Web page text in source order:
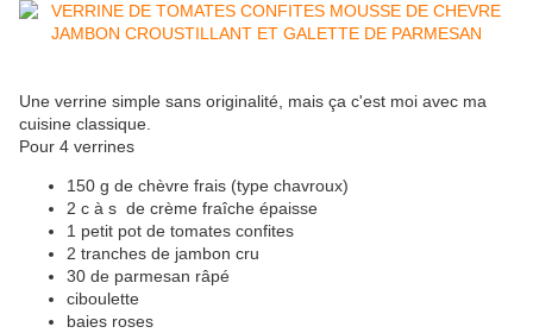
Une verrine simple sans originalité, mais ça c'est moi avec ma
cuisine classique.
Pour 4 verrines
150 g de chèvre frais (type chavroux)
2 c à s de crème fraîche épaisse
1 petit pot de tomates confites
2 tranches de jambon cru
30 de parmesan râpé
ciboulette
baies roses